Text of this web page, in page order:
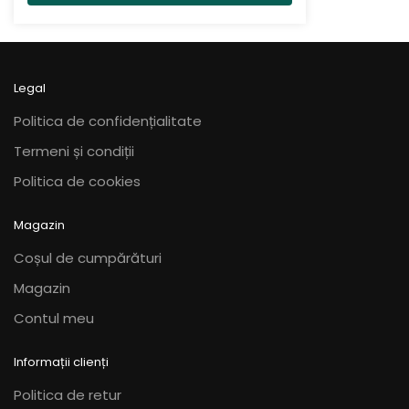
110,00 lei
la
variații.
pot
alese
în
produsului.
pot
Legal
Politica de confidențialitate
Termeni și condiții
Politica de cookies
Magazin
Coșul de cumpărături
Magazin
Contul meu
Informații clienți
Politica de retur